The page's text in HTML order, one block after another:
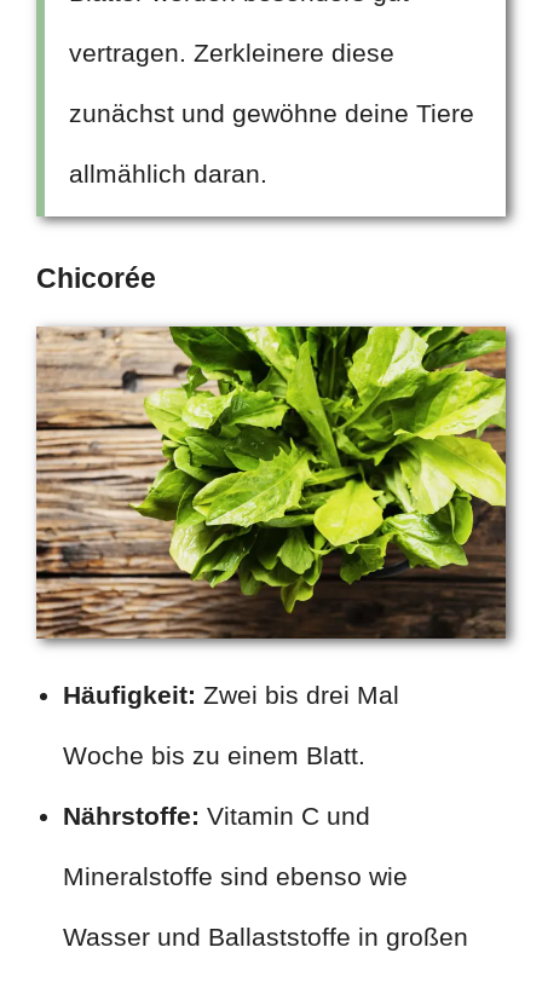
vertragen. Zerkleinere diese
zunächst und gewöhne deine Tiere
allmählich daran.
Chicorée
Häufigkeit: Zwei bis drei Mal
Woche bis zu einem Blatt.
Nährstoffe: Vitamin C und
Mineralstoffe sind ebenso wie
Wasser und Ballaststoffe in großen